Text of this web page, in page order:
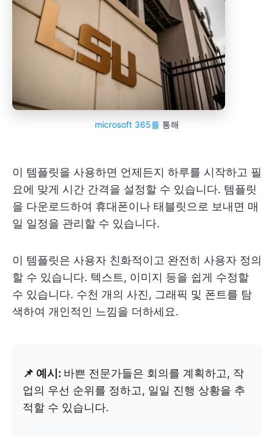
microsoft 365를 통해
이 템플릿을 사용하면 언제든지 하루를 시작하고 필
요에 맞게 시간 간격을 설정할 수 있습니다. 템플릿
을 다운로드하여 휴대폰이나 태블릿으로 보내면 매
일 일정을 관리할 수 있습니다.
이 템플릿은 사용자 친화적이고 완전히 사용자 정의
할 수 있습니다. 텍스트, 이미지 등을 쉽게 수정할
수 있습니다. 수천 개의 사진, 그래픽 및 폰트를 탐
색하여 개인적인 느낌을 더하세요.
📌 예시: 바쁜 전문가들은 회의를 계획하고, 작
업의 우선 순위를 정하고, 일일 진행 상황을 추
적할 수 있습니다.